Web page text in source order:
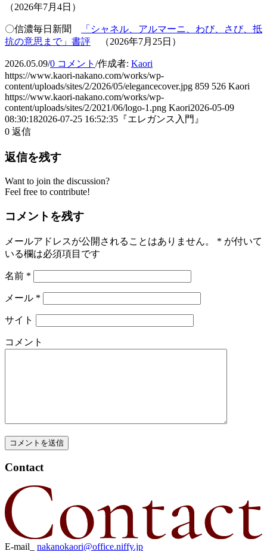
（2026年7月4日）
〇信濃毎日新聞
「シャネル、アルマーニ、わび、さび、抵
抗の意思まで」書評 （2026年7月25日）
2026.05.09/0 コメント /作成者: Kaori
https://www.kaori-nakano.com/works/wp-
content/uploads/sites/2/2026/05/elegancecover.jpg 859 526 Kaori
https://www.kaori-nakano.com/works/wp-
content/uploads/sites/2/2021/06/logo-1.png Kaori2026-05-09
08:30:182026-07-25 16:52:35 『エレガンス入門』
0 返信
返信を残す
Want to join the discussion?
Feel free to contribute!
コメントを残す
メールアドレスが公開されることはありません。 * が付いて
いる欄は必須項目です
名前 *
メール *
サイト
コメント
Contact
E-mail_ nakanokaori@office.niffy.jp